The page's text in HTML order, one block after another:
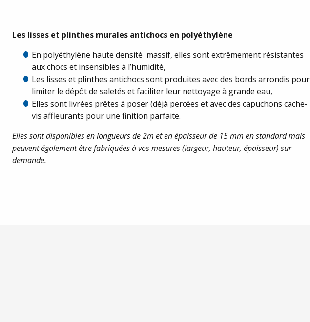
Les lisses et plinthes murales antichocs en polyéthylène
En polyéthylène haute densité massif, elles sont extrêmement résistantes
aux chocs et insensibles à l’humidité,
Les lisses et plinthes antichocs sont produites avec des bords arrondis pour
limiter le dépôt de saletés et faciliter leur nettoyage à grande eau,
Elles sont livrées prêtes à poser (déjà percées et avec des capuchons cache-
vis affleurants pour une finition parfaite.
Elles sont disponibles en longueurs de 2m et en épaisseur de 15 mm en standard mais
peuvent également être fabriquées à vos mesures (largeur, hauteur, épaisseur) sur
demande.